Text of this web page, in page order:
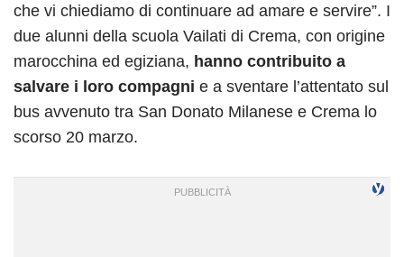
che vi chiediamo di continuare ad amare e servire”. I
due alunni della scuola Vailati di Crema, con origine
marocchina ed egiziana, hanno contribuito a
salvare i loro compagni e a sventare l’attentato sul
bus avvenuto tra San Donato Milanese e Crema lo
scorso 20 marzo.